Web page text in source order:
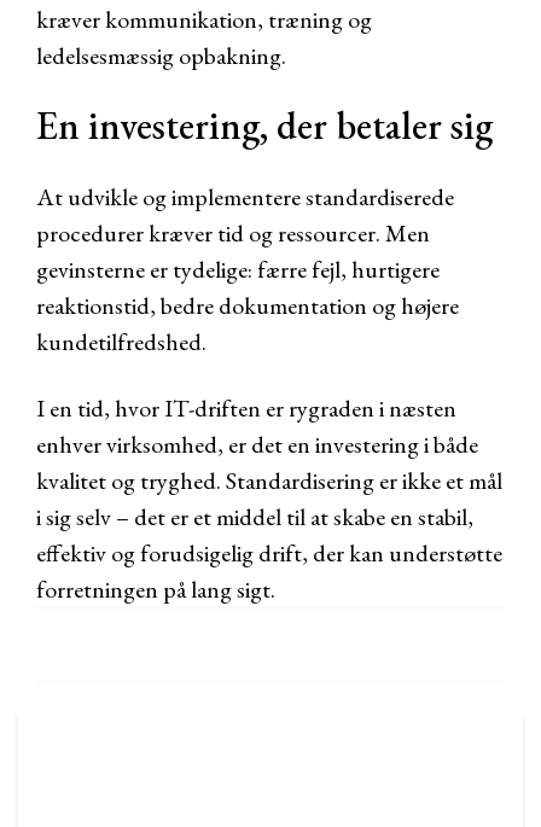
kræver kommunikation, træning og
ledelsesmæssig opbakning.
En investering, der betaler sig
At udvikle og implementere standardiserede
procedurer kræver tid og ressourcer. Men
gevinsterne er tydelige: færre fejl, hurtigere
reaktionstid, bedre dokumentation og højere
kundetilfredshed.
I en tid, hvor IT-driften er rygraden i næsten
enhver virksomhed, er det en investering i både
kvalitet og tryghed. Standardisering er ikke et mål
i sig selv – det er et middel til at skabe en stabil,
effektiv og forudsigelig drift, der kan understøtte
forretningen på lang sigt.